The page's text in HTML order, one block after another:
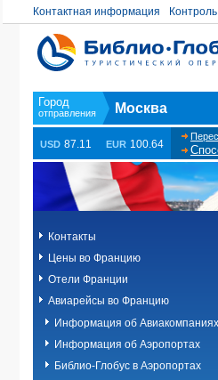
Контактная информация
Москва
USD 87.11 EUR 100.64
Контакты
Цены во Францию
Отели Франции
Авиарейсы во Францию
Информация об Авиакомпаниях
Информация об Аэропортах
Библио-Глобус в Аэропортах